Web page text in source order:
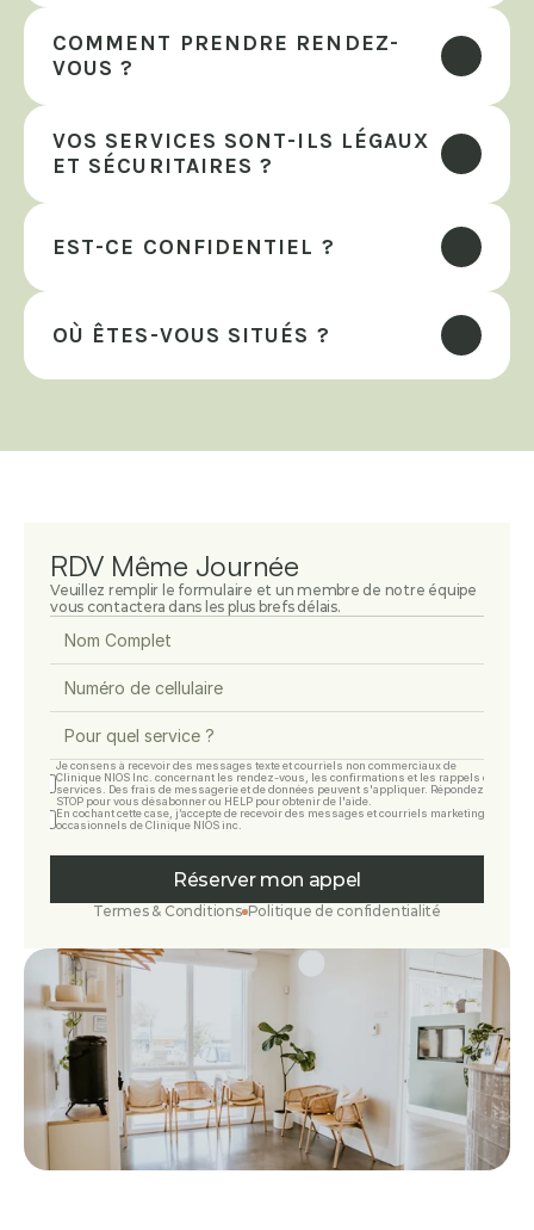
COMMENT PRENDRE RENDEZ-
VOUS ?
VOS SERVICES SONT-ILS LÉGAUX
ET SÉCURITAIRES ?
EST-CE CONFIDENTIEL ?
OÙ ÊTES-VOUS SITUÉS ?
RDV Même Journée
Veuillez remplir le formulaire et un membre de notre équipe
vous contactera dans les plus brefs délais.
Je consens à recevoir des messages texte et courriels non commerciaux de
Clinique NIOS Inc. concernant les rendez-vous, les confirmations et les rappels de
services. Des frais de messagerie et de données peuvent s'appliquer. Répondez
STOP pour vous désabonner ou HELP pour obtenir de l'aide.
En cochant cette case, j’accepte de recevoir des messages et courriels marketing
occasionnels de Clinique NIOS inc.
Réserver mon appel
Termes & Conditions Politique de confidentialité